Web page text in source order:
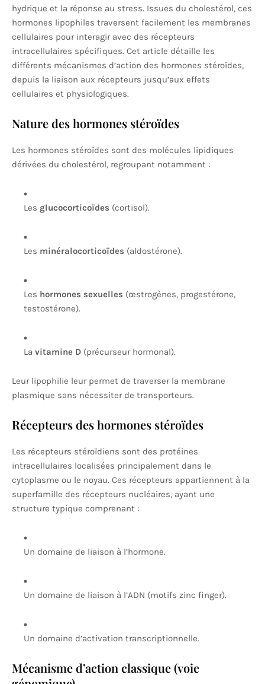
hydrique et la réponse au stress. Issues du cholestérol, ces
hormones lipophiles traversent facilement les membranes
cellulaires pour interagir avec des récepteurs
intracellulaires spécifiques. Cet article détaille les
différents mécanismes d’action des hormones stéroïdes,
depuis la liaison aux récepteurs jusqu’aux effets
cellulaires et physiologiques.
Nature des hormones stéroïdes
Les hormones stéroïdes sont des molécules lipidiques
dérivées du cholestérol, regroupant notamment :
Les glucocorticoïdes (cortisol).
Les minéralocorticoïdes (aldostérone).
Les hormones sexuelles (œstrogènes, progestérone,
testostérone).
La vitamine D (précurseur hormonal).
Leur lipophilie leur permet de traverser la membrane
plasmique sans nécessiter de transporteurs.
Récepteurs des hormones stéroïdes
Les récepteurs stéroïdiens sont des protéines
intracellulaires localisées principalement dans le
cytoplasme ou le noyau. Ces récepteurs appartiennent à la
superfamille des récepteurs nucléaires, ayant une
structure typique comprenant :
Un domaine de liaison à l’hormone.
Un domaine de liaison à l’ADN (motifs zinc finger).
Un domaine d’activation transcriptionnelle.
Mécanisme d’action classique (voie